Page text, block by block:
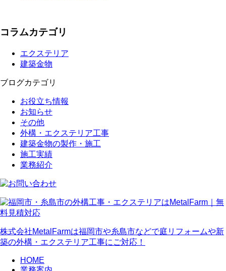
コラムカテゴリ
エクステリア
建築金物
ブログカテゴリ
お役立ち情報
お知らせ
その他
外構・エクステリア工事
建築金物の製作・施工
施工実績
業務紹介
株式会社MetalFarmは福岡市や糸島市などで庭リフォームや新
築の外構・エクステリア工事にご対応！
HOME